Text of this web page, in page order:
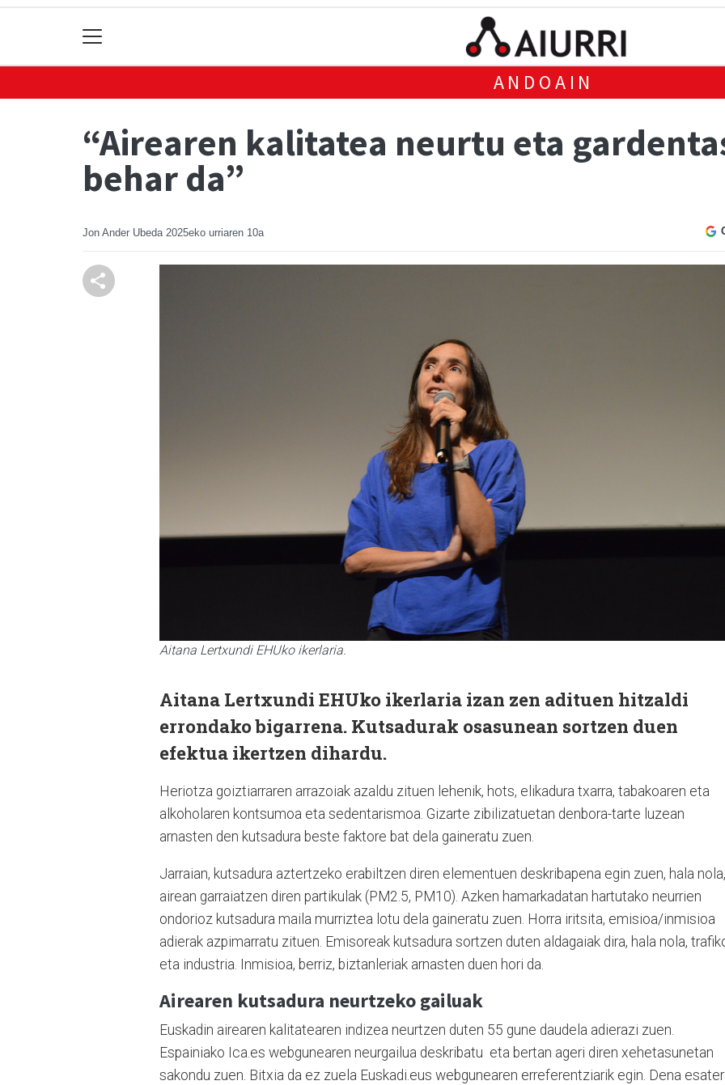
ANDOAIN
“Airearen kalitatea neurtu eta
behar da”
Jon Ander Ubeda 2025eko urriaren 10a
Aitana Lertxundi EHUko ikerlaria.
Aitana Lertxundi EHUko ikerlaria izan zen adituen hitzaldi
errondako bigarrena. Kutsadurak osasunean sortzen duen
efektua ikertzen dihardu.
Heriotza goiztiarraren arrazoiak azaldu zituen lehenik, hots, elikadura txarra, tabakoaren eta
alkoholaren kontsumoa eta sedentarismoa. Gizarte zibilizatuetan denbora-tarte luzean
arnasten den kutsadura beste faktore bat dela gaineratu zuen.
Jarraian, kutsadura aztertzeko erabiltzen diren elementuen deskribapena egin zuen, hala nola,
airean garraiatzen diren partikulak (PM2.5, PM10). Azken hamarkadatan hartutako neurrien
ondorioz kutsadura maila murriztea lotu dela gaineratu zuen. Horra iritsita, emisioa/inmisioa
adierak azpimarratu zituen. Emisoreak kutsadura sortzen duten aldagaiak dira, hala nola,
eta industria. Inmisioa, berriz, biztanleriak arnasten duen hori da.
Airearen kutsadura neurtzeko gailuak
Euskadin airearen kalitatearen indizea neurtzen duten 55 gune daudela adierazi zuen.
Espainiako Ica.es webgunearen neurgailua deskribatu eta bertan ageri diren xehetasunetan
sakondu zuen. Bitxia da ez zuela Euskadi.eus webgunearen erreferentziarik egin. Dena